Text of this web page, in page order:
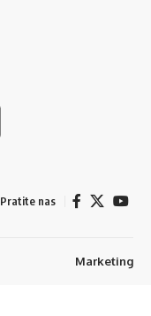
Pratite nas
Marketing